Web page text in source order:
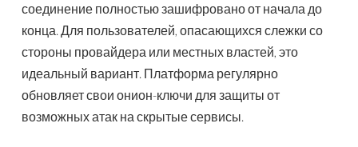
соединение полностью зашифровано от начала до
конца. Для пользователей, опасающихся слежки со
стороны провайдера или местных властей, это
идеальный вариант. Платформа регулярно
обновляет свои онион-ключи для защиты от
возможных атак на скрытые сервисы.